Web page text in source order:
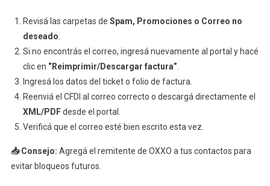
Revisá las carpetas de Spam, Promociones o Correo no
deseado
Si no encontrás el correo, ingresá nuevamente al portal y hacé
clic en “Reimprimir/Descargar factura”
Ingresá los datos del ticket o folio de factura.
Reenviá el CFDI al correo correcto o descargá directamente el
XML/PDFdesde el portal.
Verificá que el correo esté bien escrito esta vez.
📥 Consejo: Agregá el remitente de OXXO a tus contactos para
evitar bloqueos futuros.